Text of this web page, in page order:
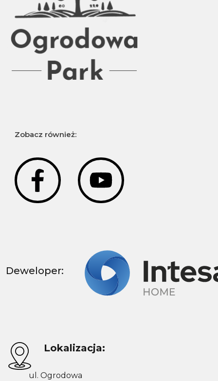
Zobacz również:
Deweloper:
Lokalizacja:
ul. Ogrodowa